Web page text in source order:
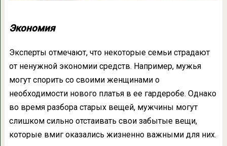
Экономия
Эксперты отмечают, что некоторые семьи страдают
от ненужной экономии средств. Например, мужья
могут спорить со своими женщинами о
необходимости нового платья в ее гардеробе. Однако
во время разбора старых вещей, мужчины могут
слишком сильно отстаивать свои забытые вещи,
которые вмиг оказались жизненно важными для них.